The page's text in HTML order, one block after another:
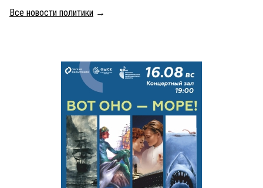
Все новости политики →